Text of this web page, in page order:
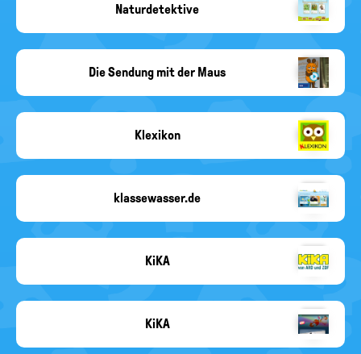
fehlt
Naturdetektive
fehlt
Die Sendung mit der Maus
fehlt
Klexikon
fehlt
klassewasser.de
KiKA
KiKA